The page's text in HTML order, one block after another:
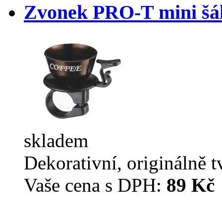
Zvonek PRO-T mini
skladem
Dekorativní, originálně
Vaše cena s DPH: 89 Kč